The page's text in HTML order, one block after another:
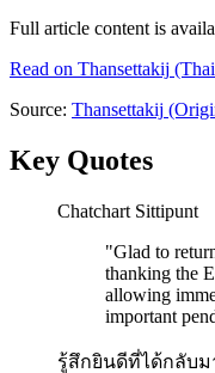
Full article content is
Read on Thansettakij
Source: Thansettakij
Key Quotes
Chatchart Sittipunt
"Glad to
thanking the
allowing
important
รู้สึกยินดีที่ได้กลับ